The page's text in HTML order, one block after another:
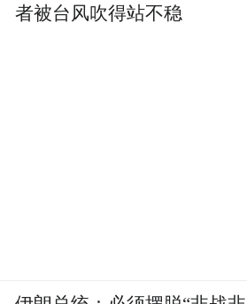
者被台风吹得站不稳